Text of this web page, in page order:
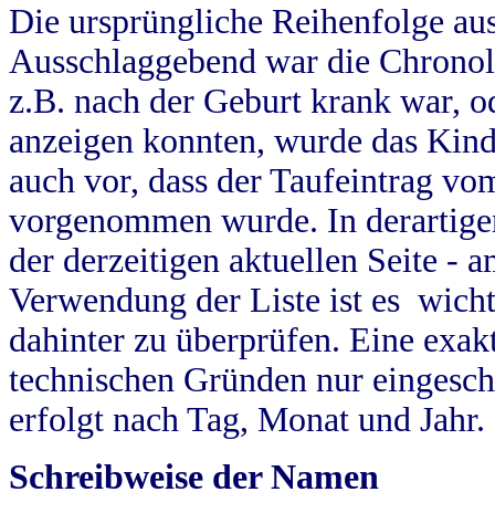
Die ursprüngliche Reihenfolge
Ausschlaggebend war die
z.B. nach der Geburt krank war,
anzeigen konnten, wurde das
auch vor, dass der Taufeintrag
vorgenommen wurde. In
der derzeitigen aktuellen Seite -
Verwendung der Liste ist es
dahinter zu überprüfen. Eine
technischen Gründen nur
erfolgt nach Tag, Monat und Jahr.
Schreibweise der Namen